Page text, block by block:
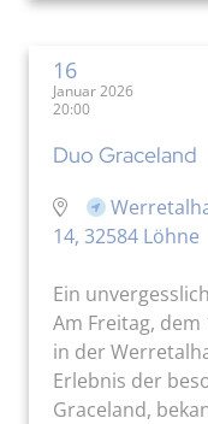
16
Januar 2026
20:00
Duo Graceland
14, 32584 Löhne
Ein
Am Freitag, dem
in der
Erlebnis der
Graceland,